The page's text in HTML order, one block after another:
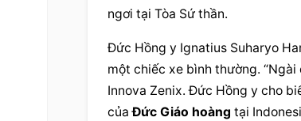
ngơi tại Tòa Sứ thần.
Đức Hồng y Ignatius Suharyo
một chiếc xe bình thường.
Innova Zenix. Đức Hồng y cho
của Đức Giáo hoàng tại